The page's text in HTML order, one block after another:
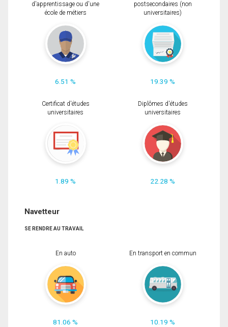
d'apprentissage ou d'une
école de métiers
6.51 %
postsecondaires (non
universitaires)
19.39 %
Certificat d'études
universitaires
1.89 %
Diplômes d'études
universitaires
22.28 %
Navetteur
SE RENDRE AU TRAVAIL
En auto
81.06 %
En transport en commun
10.19 %